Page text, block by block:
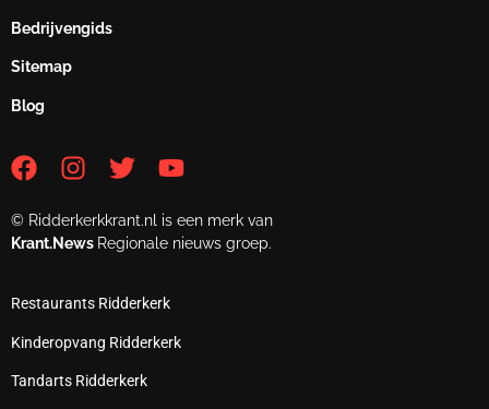
Bedrijvengids
Sitemap
Blog
© Ridderkerkkrant.nl is een merk van
Krant.News Regionale nieuws groep.
Restaurants Ridderkerk
Kinderopvang Ridderkerk
Tandarts Ridderkerk